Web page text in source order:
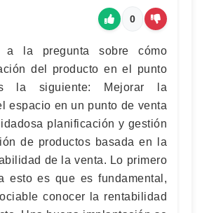
0
a la pregunta sobre cómo
del producto en el punto
la siguiente: Mejorar la
espacio en un punto de venta
planificación y gestión
de productos basada en la
de la venta. Lo primero
esto es que es fundamental,
conocer la rentabilidad